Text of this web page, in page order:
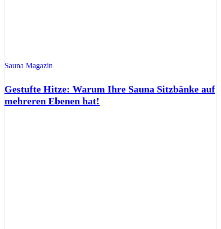
Sauna Magazin
Gestufte Hitze: Warum Ihre Sauna Sitzbänke auf
mehreren Ebenen hat!